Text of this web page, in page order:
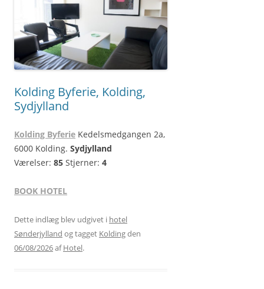
Kolding Byferie, Kolding,
Sydjylland
Kolding Byferie Kedelsmedgangen 2a,
6000 Kolding. Sydjylland
Værelser: 85 Stjerner: 4
BOOK HOTEL
Dette indlæg blev udgivet i hotel
Sønderjylland og tagget Koldingden
06/08/2026afHotel.